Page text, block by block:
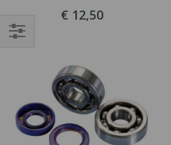
€ 12,50